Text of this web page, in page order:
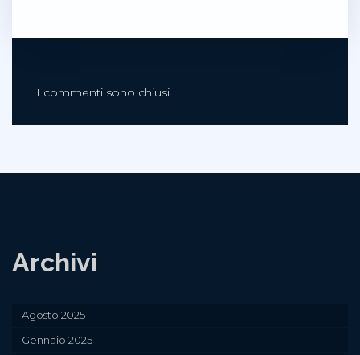
I commenti sono chiusi.
Archivi
Agosto 2025
Gennaio 2025